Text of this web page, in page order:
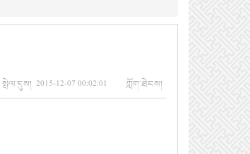
སྤེལ་དུས། 2015-12-07 00:02:01 ཀློག་ཐེངས།